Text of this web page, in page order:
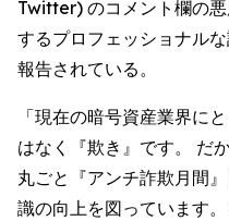
Twitter) のコメント欄の
するプロフェッショナル
報告されている。
「現在の暗号資産業界に
はなく『欺き』です。 だ
丸ごと『アンチ詐欺月間
識の向上を図っています